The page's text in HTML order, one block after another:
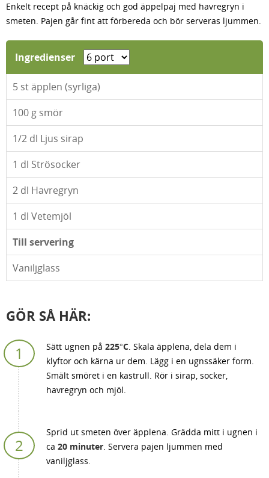
Enkelt recept på knäckig och god äppelpaj med havregryn i
smeten. Pajen går fint att förbereda och bör serveras ljummen.
Ingredienser
5 st äpplen (syrliga)
100 g smör
1/2 dl Ljus sirap
1 dl Strösocker
2 dl Havregryn
1 dl Vetemjöl
Till servering
Vaniljglass
GÖR SÅ HÄR:
Sätt ugnen på 225°C. Skala äpplena, dela dem i
klyftor och kärna ur dem. Lägg i en ugnssäker form.
Smält smöret i en kastrull. Rör i sirap, socker,
havregryn och mjöl.
Sprid ut smeten över äpplena. Grädda mitt i ugnen i
ca 20 minuter. Servera pajen ljummen med
vaniljglass.